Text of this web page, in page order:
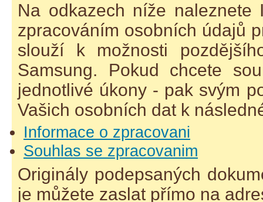
Na odkazech níže
zpracováním osobních údajů
slouží k možnosti
Samsung. Pokud chcete
jednotlivé úkony - pak svým
Vašich osobních dat k
Informace o zpracovani
Souhlas se zpracovanim
Originály podepsaných
je můžete zaslat přímo na